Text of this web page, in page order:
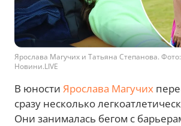
Ярослава Магучих и Татьяна Степанова.
Новини.LIVE
В юности Ярослава Магучих
сразу несколько
Они занималась бегом с